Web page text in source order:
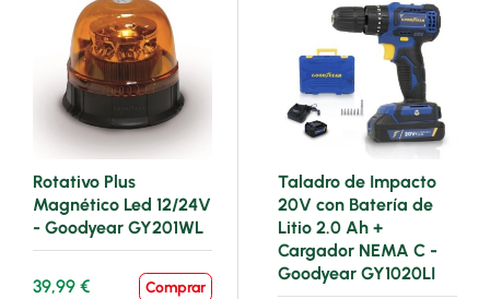
Rotativo Plus
Magnético Led 12/24V
- Goodyear GY201WL
39,99 € Comprar
Taladro de Impacto
20V con Batería de
Litio 2.0 Ah +
Cargador NEMA C -
Goodyear GY1020LI